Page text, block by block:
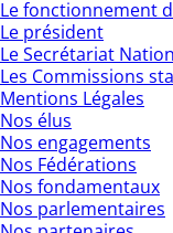
Le fonctionnement
Le président
Le Secrétariat
Les Commissions
Mentions Légales
Nos élus
Nos engagements
Nos Fédérations
Nos fondamentaux
Nos parlementaires